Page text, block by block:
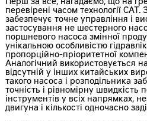
Перш за все, нагадаємо, що на
перевірені часом технології
забезпечує точне управління і
застосування не шестерного
поршневого насоса змінної
унікальною особливістю
пропорційно-пріоритетної
Аналогічний використовується
відсутній у інших китайських
такого насоса і розподільника
точність і рівномірну
інструментів у всіх напрямках,
двигуна і кількості одночасно